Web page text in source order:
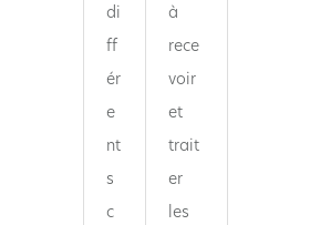
di
ff
ér
e
nt
s
c
à
rece
voir
et
trait
er
les